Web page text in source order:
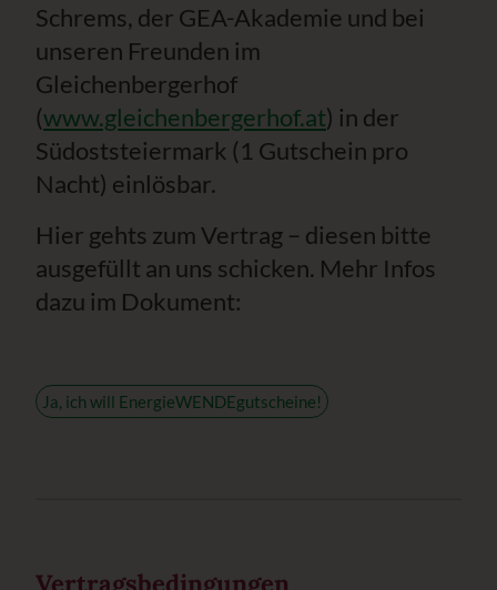
Schrems, der GEA-Akademie und bei
unseren Freunden im
Gleichenbergerhof
(www.gleichenbergerhof.at) in der
Südoststeiermark (1 Gutschein pro
Nacht) einlösbar.
Hier gehts zum Vertrag – diesen bitte
ausgefüllt an uns schicken. Mehr Infos
dazu im Dokument:
Ja, ich will EnergieWENDEgutscheine!
Vertragsbedingungen